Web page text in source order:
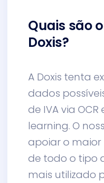
Quais são
Doxis?
A Doxis tenta
dados
de IVA via
learning. O
apoiar o maior
de todo o tipo
mais utilizado